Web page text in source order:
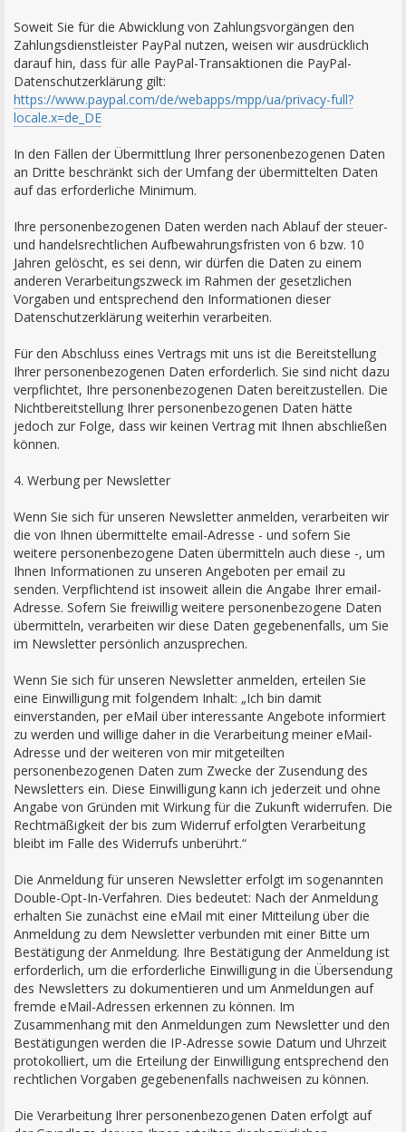
Soweit Sie für die Abwicklung von Zahlungsvorgängen den
Zahlungsdienstleister PayPal nutzen, weisen wir ausdrücklich
darauf hin, dass für alle PayPal-Transaktionen die PayPal-
Datenschutzerklärung gilt:
https://www.paypal.com/de/webapps/mpp/ua/privacy-full?
locale.x=de_DE
In den Fällen der Übermittlung Ihrer personenbezogenen Daten
an Dritte beschränkt sich der Umfang der übermittelten Daten
auf das erforderliche Minimum.
Ihre personenbezogenen Daten werden nach Ablauf der steuer-
und handelsrechtlichen Aufbewahrungsfristen von 6 bzw. 10
Jahren gelöscht, es sei denn, wir dürfen die Daten zu einem
anderen Verarbeitungszweck im Rahmen der gesetzlichen
Vorgaben und entsprechend den Informationen dieser
Datenschutzerklärung weiterhin verarbeiten.
Für den Abschluss eines Vertrags mit uns ist die Bereitstellung
Ihrer personenbezogenen Daten erforderlich. Sie sind nicht dazu
verpflichtet, Ihre personenbezogenen Daten bereitzustellen. Die
Nichtbereitstellung Ihrer personenbezogenen Daten hätte
jedoch zur Folge, dass wir keinen Vertrag mit Ihnen abschließen
können.
4. Werbung per Newsletter
Wenn Sie sich für unseren Newsletter anmelden, verarbeiten wir
die von Ihnen übermittelte email-Adresse - und sofern Sie
weitere personenbezogene Daten übermitteln auch diese -, um
Ihnen Informationen zu unseren Angeboten per email zu
senden. Verpflichtend ist insoweit allein die Angabe Ihrer email-
Adresse. Sofern Sie freiwillig weitere personenbezogene Daten
übermitteln, verarbeiten wir diese Daten gegebenenfalls, um Sie
im Newsletter persönlich anzusprechen.
Wenn Sie sich für unseren Newsletter anmelden, erteilen Sie
eine Einwilligung mit folgendem Inhalt: „Ich bin damit
einverstanden, per eMail über interessante Angebote informiert
zu werden und willige daher in die Verarbeitung meiner eMail-
Adresse und der weiteren von mir mitgeteilten
personenbezogenen Daten zum Zwecke der Zusendung des
Newsletters ein. Diese Einwilligung kann ich jederzeit und ohne
Angabe von Gründen mit Wirkung für die Zukunft widerrufen. Die
Rechtmäßigkeit der bis zum Widerruf erfolgten Verarbeitung
bleibt im Falle des Widerrufs unberührt.“
Die Anmeldung für unseren Newsletter erfolgt im sogenannten
Double-Opt-In-Verfahren. Dies bedeutet: Nach der Anmeldung
erhalten Sie zunächst eine eMail mit einer Mitteilung über die
Anmeldung zu dem Newsletter verbunden mit einer Bitte um
Bestätigung der Anmeldung. Ihre Bestätigung der Anmeldung ist
erforderlich, um die erforderliche Einwilligung in die Übersendung
des Newsletters zu dokumentieren und um Anmeldungen auf
fremde eMail-Adressen erkennen zu können. Im
Zusammenhang mit den Anmeldungen zum Newsletter und den
Bestätigungen werden die IP-Adresse sowie Datum und Uhrzeit
protokolliert, um die Erteilung der Einwilligung entsprechend den
rechtlichen Vorgaben gegebenenfalls nachweisen zu können.
Die Verarbeitung Ihrer personenbezogenen Daten erfolgt auf